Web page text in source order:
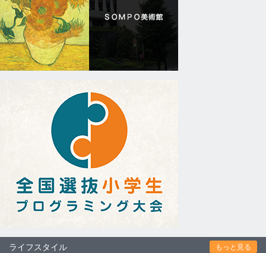
ライフスタイル もっと見る